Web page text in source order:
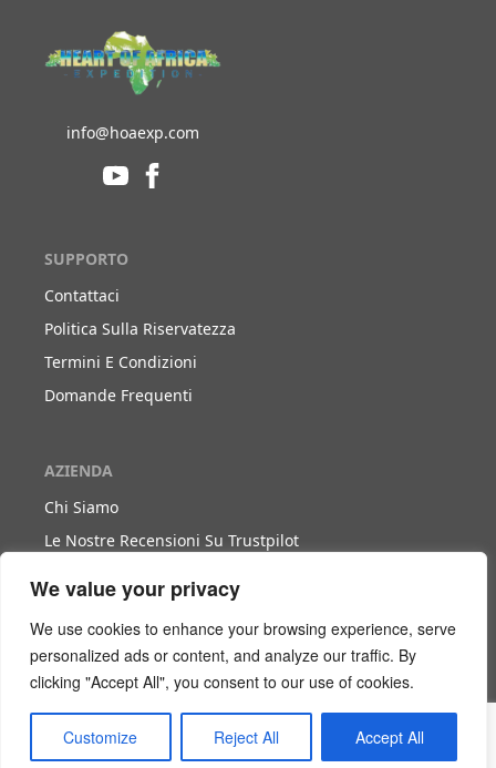
We value your privacy
We use cookies to enhance your browsing experience, serve
personalized ads or content, and analyze our traffic. By
clicking "Accept All", you consent to our use of cookies.
Customize Reject All Accept All
info@hoaexp.com
SUPPORTO
Contattaci
Politica Sulla Riservatezza
Termini E Condizioni
Domande Frequenti
AZIENDA
Chi Siamo
Le Nostre Recensioni Su Trustpilot
LAVORA CON NOI
Diventa Nostro Partner
Diventa Nostro Agente